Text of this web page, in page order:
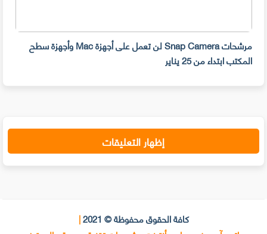
مرشحات Snap Camera لن تعمل على أجهزة Mac وأجهزة سطح
المكتب ابتداء من 25 يناير
إظهار التعليقات
كافة الحقوق محفوظة © 2021 |